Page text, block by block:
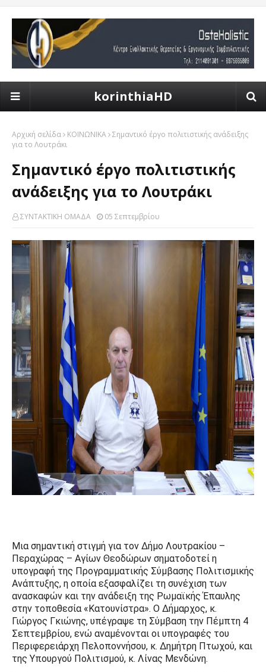
korinthiaHD
Αρχική σελίδα ΚΟΙΝΩΝΙΚΑ Σημαντικό έργο πολιτιστικής ανάδειξης
για το Λουτράκι
Σημαντικό έργο πολιτιστικής
ανάδειξης για το Λουτράκι
ΣΥΝΤΑΚΤΙΚΗ ΟΜΑΔΑ 05 Σεπτεμβρίου
Μια σημαντική στιγμή για τον Δήμο Λουτρακίου –
Περαχώρας – Αγίων Θεοδώρων σηματοδοτεί η
υπογραφή της Προγραμματικής Σύμβασης Πολιτισμικής
Ανάπτυξης, η οποία εξασφαλίζει τη συνέχιση των
ανασκαφών και την ανάδειξη της Ρωμαϊκής Έπαυλης
στην τοποθεσία «Κατουνίστρα». Ο Δήμαρχος, κ.
Γιώργος Γκιώνης, υπέγραψε τη Σύμβαση την Πέμπτη 4
Σεπτεμβρίου, ενώ αναμένονται οι υπογραφές του
Περιφερειάρχη Πελοποννήσου, κ. Δημήτρη Πτωχού, και
της Υπουργού Πολιτισμού, κ. Λίνας Μενδώνη.